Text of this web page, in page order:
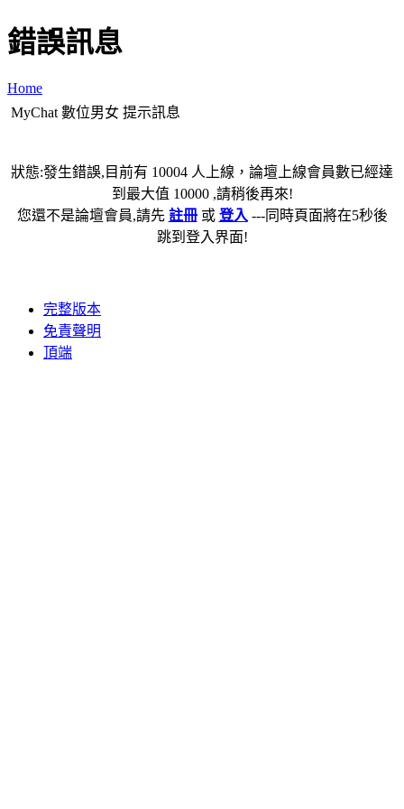
錯誤訊息
Home
MyChat 數位男女 提示訊息
狀態:發生錯誤,目前有 10004 人上線，論壇上線會員數已經達
到最大值 10000 ,請稍後再來!
您還不是論壇會員,請先 註冊或 登入 ---同時頁面將在5秒後
跳到登入界面!
完整版本
免責聲明
頂端